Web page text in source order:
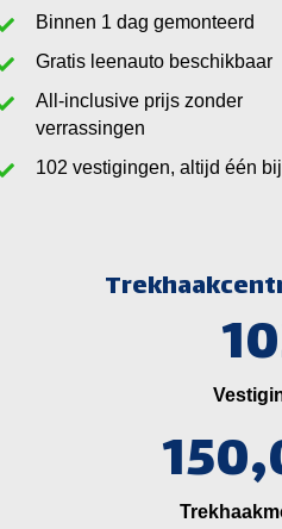
Binnen 1 dag gemonteerd
Gratis leenauto beschikbaar
All-inclusive prijs zonder
verrassingen
vestigingen, altijd één